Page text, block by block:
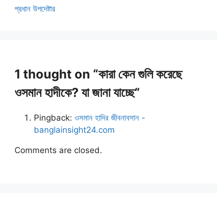
প্রধান উপদেষ্টার
1 thought on “কারা কেন গুলি করেছে
ওসমান হাদীকে? যা জানা যাচ্ছে”
Pingback: ওসমান হাদির জীবনাবসান -
banglainsight24.com
Comments are closed.